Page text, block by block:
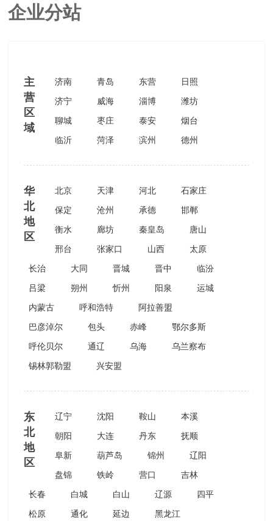
企业分站
主
营
区
域
济南 青岛 东营
日照
济宁
威海 淄博
潍坊
聊城
枣庄 泰安
烟台
临沂
菏泽 滨州 德州
华
北
地
区
北京 天津 河北
石家庄
保定
沧州 承德
邯郸
衡水
廊坊 秦皇岛
唐山
邢台
张家口 山西
太原
长治
大同 晋城 晋中
临汾
吕梁
朔州 忻州 阳泉
运城
内蒙古
呼和浩特
阿拉善盟
巴彦淖尔
包头 赤峰
鄂尔多斯
呼伦贝尔
通辽 乌海
乌兰察布
锡林郭勒盟
兴安盟
东
北
地
区
辽宁 沈阳 鞍山
本溪
朝阳
大连 丹东
抚顺
阜新
葫芦岛 锦州
辽阳
盘锦
铁岭 营口
吉林
长春
白城 白山 辽源
四平
松原
通化 延边
黑龙江